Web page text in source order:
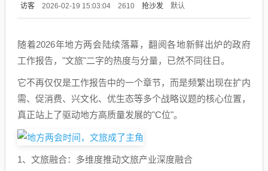
访客 2026-02-19 15:03:04 2610 抢沙发 默认
随着2026年地方两会陆续落幕，翻阅各地新鲜出炉的政府
工作报告，"文旅"二字的热度与分量，已然不同往日。
它不再仅仅是工作报告中的一个章节，而是频繁出现在扩内
需、促消费、兴文化、优生态等多个战略议题的核心位置，
真正站上了驱动地方高质量发展的"C位"。
1、文旅融合：多维度推动文旅产业深度融合